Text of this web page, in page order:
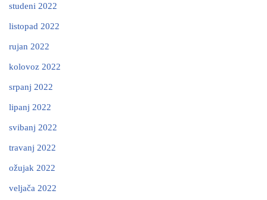
studeni 2022
listopad 2022
rujan 2022
kolovoz 2022
srpanj 2022
lipanj 2022
svibanj 2022
travanj 2022
ožujak 2022
veljača 2022